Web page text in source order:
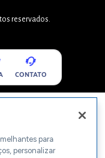
reservados.
CONTATO
para
personalizar